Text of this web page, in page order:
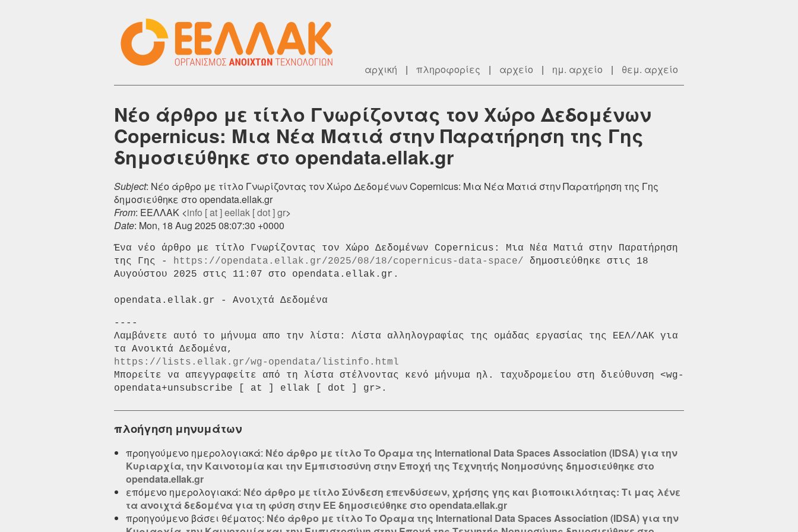
αρχική | πληροφορίες | αρχείο | ημ. αρχείο | θεμ. αρχείο
Νέο άρθρο με τίτλο Γνωρίζοντας τον Χώρο Δεδομένων
Copernicus: Μια Νέα Ματιά στην Παρατήρηση της Γης
δημοσιεύθηκε στο opendata.ellak.gr
Subject: Νέο άρθρο με τίτλο Γνωρίζοντας τον Χώρο Δεδομένων Copernicus: Μια Νέα Ματιά στην Παρατήρηση της Γης
δημοσιεύθηκε στο opendata.ellak.gr
From: ΕΕΛΛΑΚ <info [ at ] eellak [ dot ] gr>
Date: Mon, 18 Aug 2025 08:07:30 +0000
Ένα νέο άρθρο με τίτλο Γνωρίζοντας τον Χώρο Δεδομένων Copernicus: Μια Νέα Ματιά στην Παρατήρηση
της Γης - https://opendata.ellak.gr/2025/08/18/copernicus-data-space/
δημοσιεύθηκε στις 18
Αυγούστου 2025 στις 11:07 στο opendata.ellak.gr.
----
Λαμβάνετε αυτό το μήνυμα απο την λίστα: Λίστα αλληλογραφίας της ομάδας εργασίας της ΕΕΛ/ΛΑΚ για
https://lists.ellak.gr/wg-opendata/listinfo.html
Μπορείτε να απεγγραφείτε από τη λίστα στέλνοντας κενό μήνυμα ηλ. ταχυδρομείου στη διεύθυνση <wg-
πλοήγηση μηνυμάτων
προηγούμενο ημερολογιακά: Νέο άρθρο με τίτλο Tο Όραμα της International Data Spaces Association (IDSA) για την
Κυριαρχία, την Καινοτομία και την Εμπιστοσύνη στην Εποχή της Τεχνητής Νοημοσύνης δημοσιεύθηκε στο
opendata.ellak.gr
επόμενο ημερολογιακά: Νέο άρθρο με τίτλο Σύνδεση επενδύσεων, χρήσης γης και βιοποικιλότητας: Τι μας λένε
τα ανοιχτά δεδομένα για τη φύση στην ΕΕ δημοσιεύθηκε στο opendata.ellak.gr
προηγούμενο βάσει θέματος: Νέο άρθρο με τίτλο Tο Όραμα της International Data Spaces Association (IDSA) για την